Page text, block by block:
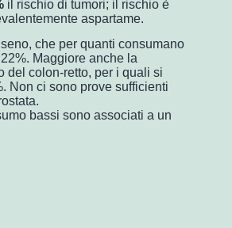
il rischio di tumori; il rischio è
aspartame.
che per quanti consumano
Maggiore anche la
del colon-retto, per i quali si
Non ci sono prove sufficienti
bassi sono associati a un